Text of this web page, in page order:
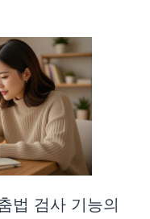
법 검사 기능의